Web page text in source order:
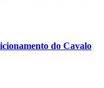
do Cavalo